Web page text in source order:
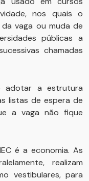
nos quais o
vaga ou muda de
públicas a
chamadas
adotar a estrutura
listas de espera de
a vaga não fique
é a economia. As
realizam
vestibulares, para